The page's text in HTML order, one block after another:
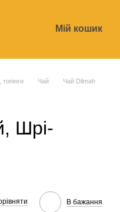
Мій кошик
Чай Чай Dilmah
Шрі-
В бажання